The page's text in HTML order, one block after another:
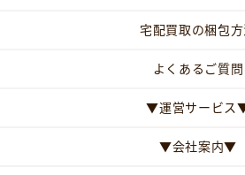
宅配買取の梱包
よくあるご質問
▼運営サービス
▼会社案内▼